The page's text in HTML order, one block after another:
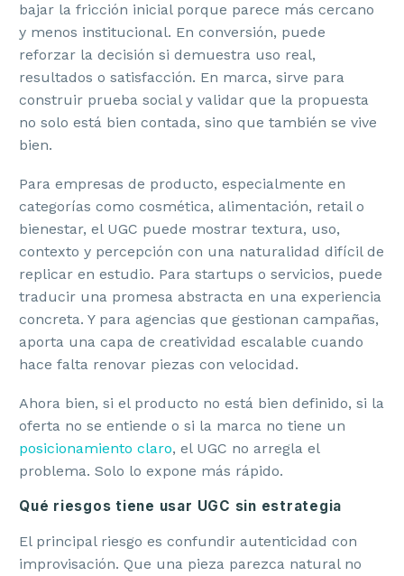
bajar la fricción inicial porque parece más cercano
y menos institucional. En conversión, puede
reforzar la decisión si demuestra uso real,
resultados o satisfacción. En marca, sirve para
construir prueba social y validar que la propuesta
no solo está bien contada, sino que también se vive
bien.
Para empresas de producto, especialmente en
categorías como cosmética, alimentación, retail o
bienestar, el UGC puede mostrar textura, uso,
contexto y percepción con una naturalidad difícil de
replicar en estudio. Para startups o servicios, puede
traducir una promesa abstracta en una experiencia
concreta. Y para agencias que gestionan campañas,
aporta una capa de creatividad escalable cuando
hace falta renovar piezas con velocidad.
Ahora bien, si el producto no está bien definido, si la
oferta no se entiende o si la marca no tiene un
posicionamiento claro, el UGC no arregla el
problema. Solo lo expone más rápido.
Qué riesgos tiene usar UGC sin estrategia
El principal riesgo es confundir autenticidad con
improvisación. Que una pieza parezca natural no